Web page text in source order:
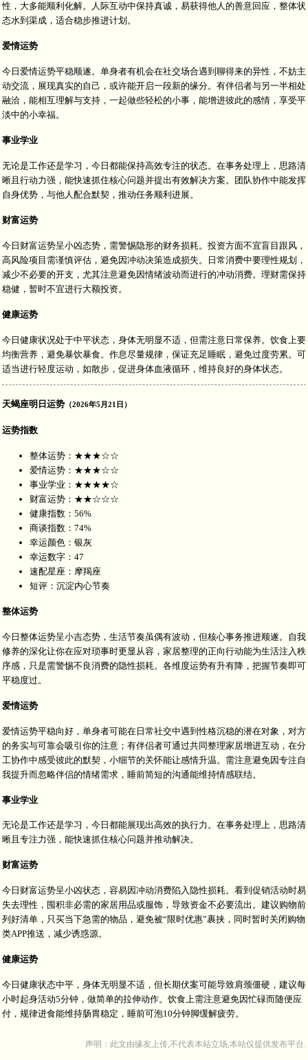
性，大多能顺利化解。人际互动中保持真诚，易获得他人的善意回应，整体状
态水到渠成，适合稳步推进计划。
爱情运势
今日爱情运势平稳顺遂。单身者有机会在社交场合遇到聊得来的异性，不妨主
动交流，展现真实的自己，或许能开启一段新的缘分。有伴侣者与另一半相处
融洽，能相互理解与支持，一起做些轻松的小事，能增进彼此的感情，享受平
淡中的小幸福。
事业学业
无论是工作还是学习，今日都能保持高效专注的状态。在事务处理上，思路清
晰且行动力强，能快速抓住核心问题并提出有效解决方案。团队协作中能发挥
自身优势，与他人配合默契，推动任务顺利进展。
财富运势
今日财富运势呈小凶态势，需警惕隐形的财务损耗。投资方面不宜盲目跟风，
高风险项目需谨慎评估，避免因冲动决策造成损失。日常消费中要理性规划，
减少不必要的开支，尤其注意避免因情绪波动而进行的冲动消费。理财需保持
稳健，暂时不宜进行大额投资。
健康运势
今日健康状况处于中平状态，身体无明显不适，但需注意日常保养。饮食上要
均衡营养，避免暴饮暴食。作息尽量规律，保证充足睡眠，避免过度劳累。可
适当进行轻度运动，如散步，促进身体血液循环，维持良好的身体状态。
天蝎座明日运势 （2026年5月21日）
运势指数
整体运势：★★★☆☆
爱情运势：★★★☆☆
事业学业：★★★★☆
财富运势：★★☆☆☆
健康指数：56%
商谈指数：74%
幸运颜色：银灰
幸运数字：47
速配星座：摩羯座
短评：沉淀内心节奏
整体运势
今日整体运势呈小吉态势，生活节奏虽偶有波动，但核心事务推进顺遂。自我
修养的深化让你在应对琐事时更显从容，家居整理的正向行动能为生活注入秩
序感，只是需警惕不良消费的隐性损耗。各维度运势有升有降，把握节奏即可
平稳度过。
爱情运势
爱情运势平稳向好，单身者可能在日常社交中遇到性格沉稳的潜在对象，对方
的务实与可靠会吸引你的注意；有伴侣者可通过共同整理家居增进互动，在分
工协作中感受彼此的默契，小细节的关怀能让感情升温。需注意避免因专注自
我提升而忽略伴侣的情绪需求，睡前简短的沟通能维持情感联结。
事业学业
无论是工作还是学习，今日都能展现出高效的执行力。在事务处理上，思路清
晰且专注力强，能快速抓住核心问题并推动解决。
财富运势
今日财富运势呈小凶状态，容易因冲动消费陷入隐性损耗。看到促销活动时易
失去理性，囤积非必需的家居用品或服饰，导致资金不必要流出。建议购物前
列好清单，只买当下急需的物品，避免被“限时优惠”裹挟，同时暂时关闭购物
类APP推送，减少诱惑源。
健康运势
今日健康状态中平，身体无明显不适，但长期伏案可能导致肩颈僵硬，建议每
小时起身活动5分钟，做简单的拉伸动作。饮食上需注意避免因忙碌而随便应
付，规律进食能维持肠胃稳定，睡前可泡10分钟脚缓解疲劳。
声明：此文由缘友 上传,不代表本站立场,本站仅提供发布平台.